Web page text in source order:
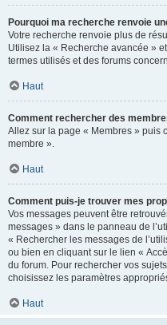
Pourquoi ma recherche renvoie
Votre recherche renvoie plus de
Utilisez la « Recherche avancée »
termes utilisés et des forums
Haut
Comment rechercher des
Allez sur la page « Membres » puis
membre ».
Haut
Comment puis-je trouver mes
Vos messages peuvent être
messages » dans le panneau de
« Rechercher les messages de
ou bien en cliquant sur le lien «
du forum. Pour rechercher vos
choisissez les paramètres
Haut